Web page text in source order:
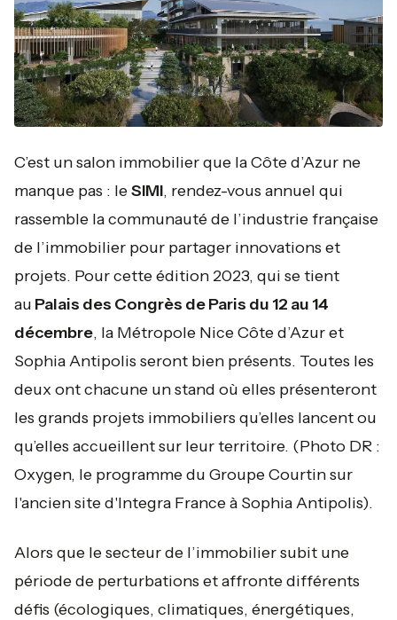
C’est un salon immobilier que la Côte d’Azur ne
manque pas : leSIMI, rendez-vous annuel qui
rassemble la communauté de l’industrie française
de l’immobilier pour partager innovations et
projets. Pour cette édition 2023, qui se tient
au Palais des Congrès de Paris du 12 au 14
décembre, la Métropole Nice Côte d’Azur et
Sophia Antipolis seront bien présents. Toutes les
deux ont chacune un stand où elles présenteront
les grands projets immobiliers qu’elles lancent ou
qu’elles accueillent sur leur territoire. (Photo DR :
Oxygen, le programme du Groupe Courtin sur
l'ancien site d'Integra France à Sophia Antipolis).
Alors que le secteur de l’immobilier subit une
période de perturbations et affronte différents
défis (écologiques, climatiques, énergétiques,